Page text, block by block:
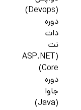
(Devops)
دوره
دات
نت
(ASP.NET
Core)
دوره
جاوا
(Java)